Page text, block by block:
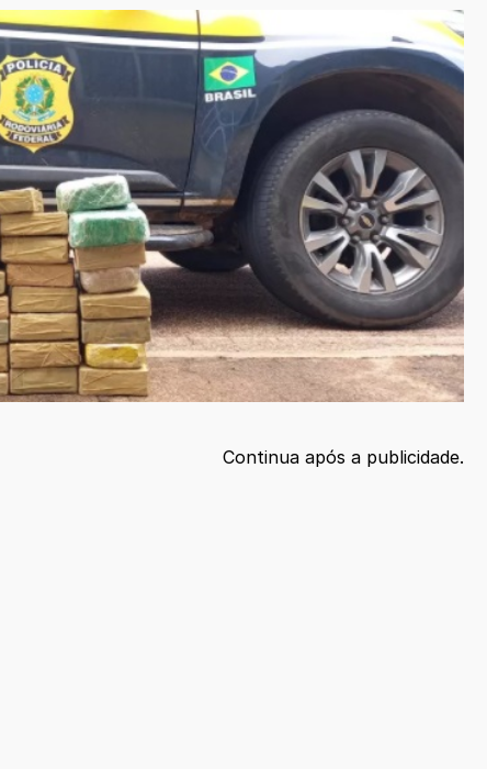
Continua após a publicidade.